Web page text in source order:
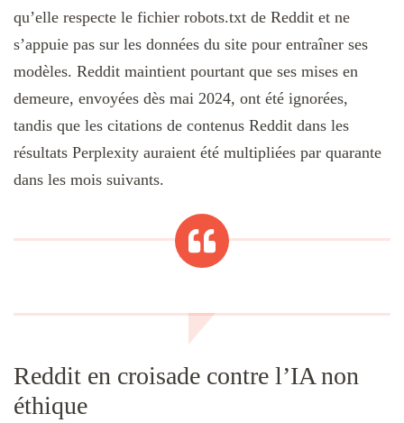
qu’elle respecte le fichier robots.txt de Reddit et ne
s’appuie pas sur les données du site pour entraîner ses
modèles. Reddit maintient pourtant que ses mises en
demeure, envoyées dès mai 2024, ont été ignorées,
tandis que les citations de contenus Reddit dans les
résultats Perplexity auraient été multipliées par quarante
dans les mois suivants.
Reddit en croisade contre l’IA non
éthique